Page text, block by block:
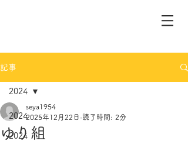
記事
2024
2024
2024
ゆり組
seya1954
2025年12月22日 読了時間: 2分